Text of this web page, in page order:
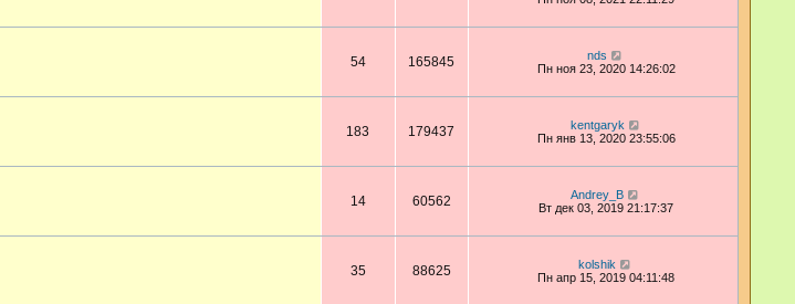
54 165845
nds
Пн ноя 23, 2020 14:26:02
183 179437
kentgaryk
Пн янв 13, 2020 23:55:06
14 60562
Andrey_B
Вт дек 03, 2019 21:17:37
35 88625
kolshik
Пн апр 15, 2019 04:11:48